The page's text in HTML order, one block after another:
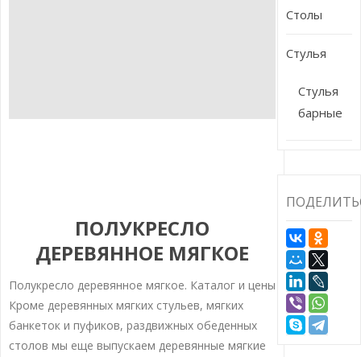
ПОЛУКРЕСЛО
ДЕРЕВЯННОЕ МЯГКОЕ
Полукресло деревянное мягкое. Каталог и цены
Кроме деревянных мягких стульев, мягких
банкеток и пуфиков, раздвижных обеденных
столов мы еще выпускаем деревянные мягкие
Столы
Стулья
Стулья
барные